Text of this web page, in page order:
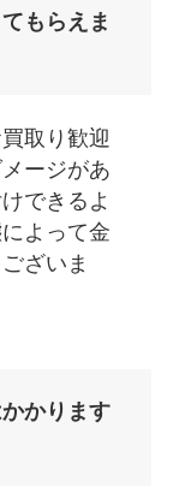
もらえま
取り歓迎
ージがあ
できるよ
よって金
ざいま
かります